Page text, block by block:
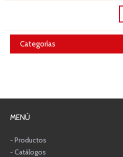
Categorías
MENÚ
- Productos
- Catálogos